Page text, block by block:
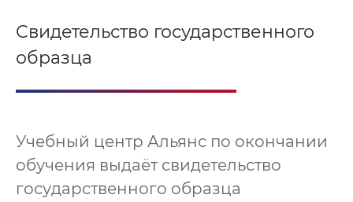
Свидетельство государственного
образца
Учебный центр Альянс по окончании
обучения выдаёт свидетельство
государственного образца